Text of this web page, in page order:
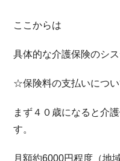
ここからは
具体的な介護保険のシ
☆保険料の支払いにつ
まず４０歳になると介
す。
月額約6000円程度（地